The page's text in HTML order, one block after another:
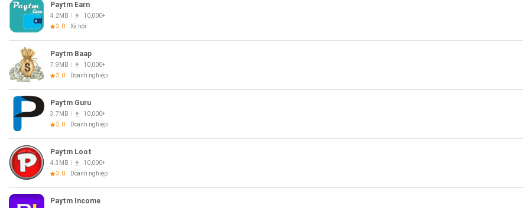
Paytm Earn
4.2MB
10,000+
3.0
Xã hội
Paytm Baap
7.9MB
10,000+
3.0
Doanh nghiệp
Paytm Guru
3.7MB
10,000+
3.0
Doanh nghiệp
Paytm Loot
4.3MB
10,000+
3.0
Doanh nghiệp
Paytm Income